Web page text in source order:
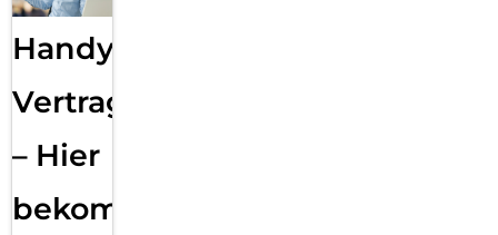
Handy
Vertragsabwicklung
– Hier
bekommst